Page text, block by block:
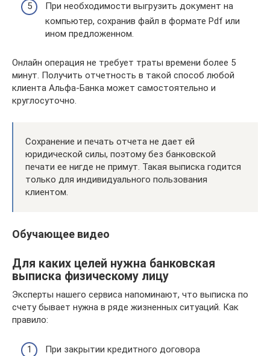
При необходимости выгрузить документ на
компьютер, сохранив файл в формате Pdf или
ином предложенном.
Онлайн операция не требует траты времени более 5
минут. Получить отчетность в такой способ любой
клиента Альфа-Банка может самостоятельно и
круглосуточно.
Сохранение и печать отчета не дает ей
юридической силы, поэтому без банковской
печати ее нигде не примут. Такая выписка годится
только для индивидуального пользования
клиентом.
Обучающее видео
Для каких целей нужна банковская
выписка физическому лицу
Эксперты нашего сервиса напоминают, что выписка по
счету бывает нужна в ряде жизненных ситуаций. Как
правило:
При закрытии кредитного договора